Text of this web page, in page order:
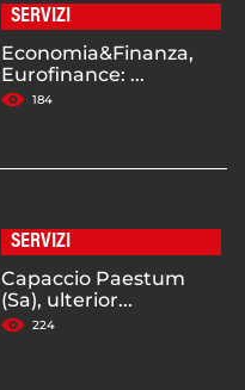
SERVIZI
Economia&Finanza,
Eurofinance: ...
184
SERVIZI
Capaccio Paestum
(Sa), ulterior...
224